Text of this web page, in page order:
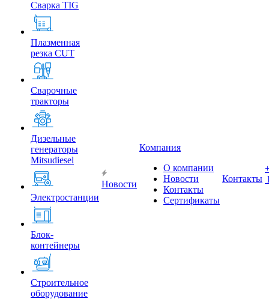
Сварка TIG
Плазменная
резка CUT
Сварочные
тракторы
Дизельные
генераторы
Mitsudiesel
Электростанции
Блок-
контейнеры
Строительное
оборудование
Новости
Компания
О компании
Новости
Контакты
Сертификаты
Контакты